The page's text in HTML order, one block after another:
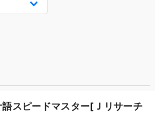
語スピードマスター[Ｊリサーチ